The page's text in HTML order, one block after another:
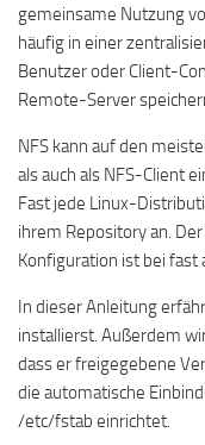
gemeinsame Nutzung
häufig in einer
Benutzer oder Client-
Remote-Server
NFS kann auf den
als auch als NFS-Client
Fast jede Linux-
ihrem Repository an.
Konfiguration ist bei fast
In dieser Anleitung
installierst. Außerdem
dass er freigegebene
die automatische
/etc/fstab einrichtet.